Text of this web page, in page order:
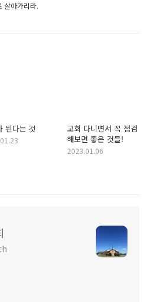
살아가리라.
된다는 것
교회 다니면서 꼭 점검
해보면 좋은 것들!
2023.01.06